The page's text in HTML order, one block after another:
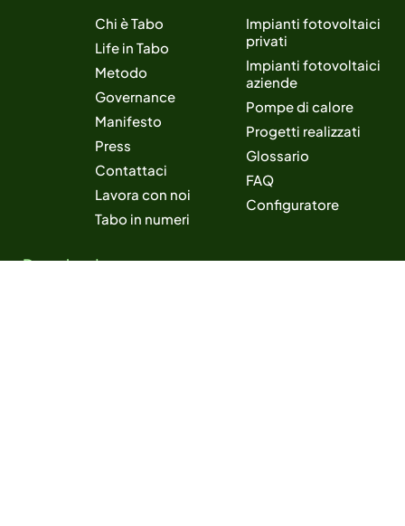
Chi è Tabo
Life in Tabo
Metodo
Governance
Manifesto
Press
Contattaci
Lavora con noi
Tabo in numeri
Impianti fotovoltaici
privati
Impianti fotovoltaici
aziende
Pompe di calore
Progetti realizzati
Glossario
FAQ
Configuratore
Download